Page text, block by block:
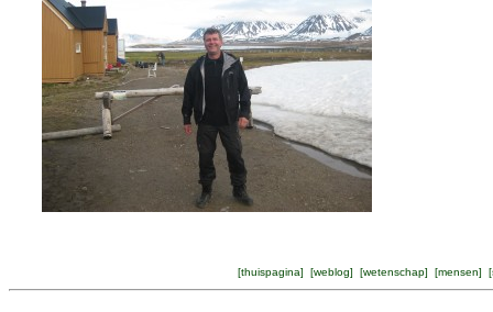
[thuispagina] [weblog] [wetenschap] [mensen] [